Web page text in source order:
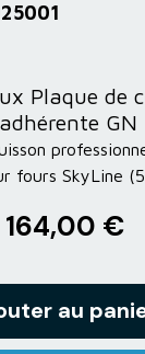
Plaque de
GN
fours SkyLine
164,00 €
au